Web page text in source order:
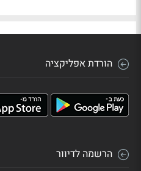
הורדת אפליקציה
הרשמה לדיוור